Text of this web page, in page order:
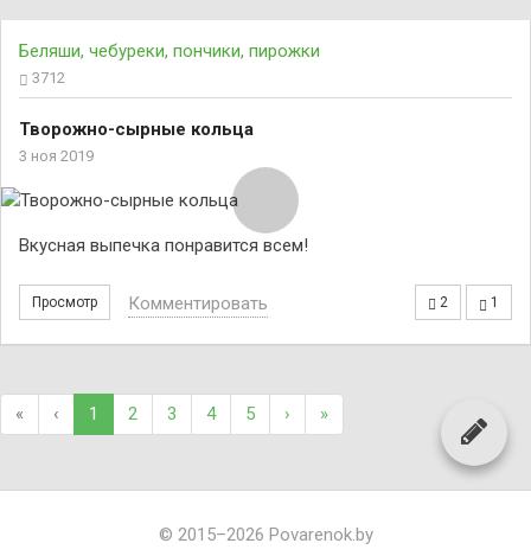
Беляши, чебуреки, пончики, пирожки
3712
Творожно-сырные кольца
3 ноя 2019
Вкусная выпечка понравится всем!
Просмотр 2 1
Комментировать
« ‹ 1 2 3 4 5 › »
© 2015–2026 Povarenok.by